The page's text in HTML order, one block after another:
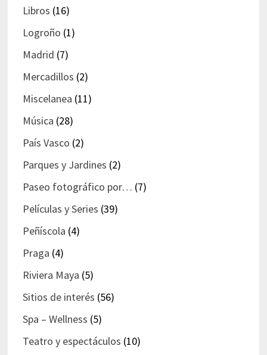
Libros (16)
Logroño (1)
Madrid (7)
Mercadillos (2)
Miscelanea (11)
Música (28)
País Vasco (2)
Parques y Jardines (2)
Paseo fotográfico por… (7)
Películas y Series (39)
Peñíscola (4)
Praga (4)
Riviera Maya (5)
Sitios de interés (56)
Spa – Wellness (5)
Teatro y espectáculos (10)